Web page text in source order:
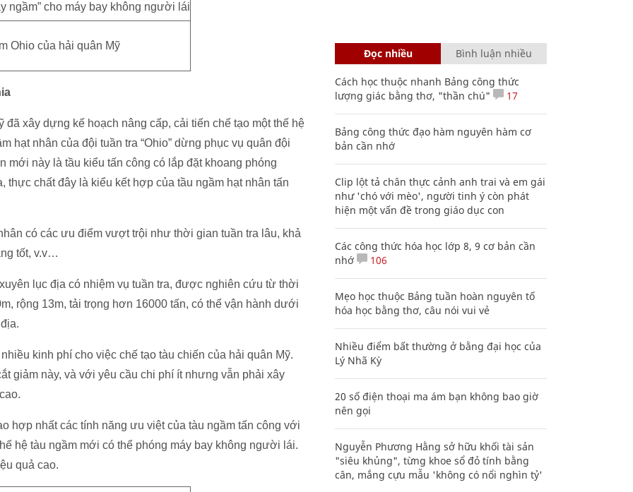
Ohio của hải quân Mỹ
đã xây dựng kế hoạch nâng cấp, cải tiến chế tạo một thế hệ
hạt nhân của đội tuần tra “Ohio” dừng phục vụ quân đội
mới này là tầu kiểu tấn công có lắp đặt khoang phóng
chất đây là kiểu kết hợp của tầu ngầm hạt nhân tấn
có các ưu điểm vượt trội như thời gian tuần tra lâu, khả
tốt, v.v…
lục địa có nhiệm vụ tuần tra, được nghiên cứu từ thời
rộng 13m, tải trọng hơn 16000 tấn, có thể vận hành dưới
kinh phí cho việc chế tạo tàu chiến của hải quân Mỹ.
giảm này, và với yêu cầu chi phí ít nhưng vẫn phải xây
hợp nhất các tính năng ưu việt của tàu ngầm tấn công với
hệ tàu ngầm mới có thể phóng máy bay không người lái.
quả cao.
Đọc nhiều Bình luận nhiều
Cách học thuộc nhanh Bảng công thức
lượng giác bằng thơ, "thần chú"
17
Bảng công thức đạo hàm nguyên hàm cơ
bản cần nhớ
Clip lột tả chân thực cảnh anh trai và em gái
như 'chó với mèo', người tinh ý còn phát
hiện một vấn đề trong giáo dục con
Các công thức hóa học lớp 8, 9 cơ bản cần
nhớ
106
Mẹo học thuộc Bảng tuần hoàn nguyên tố
hóa học bằng thơ, câu nói vui vẻ
Nhiều điểm bất thường ở bằng đại học của
Lý Nhã Kỳ
20 số điện thoại ma ám bạn không bao giờ
nên gọi
Nguyễn Phương Hằng sở hữu khối tài sản
"siêu khủng", từng khoe sổ đỏ tính bằng
cân, mắng cựu mẫu 'không có nổi nghìn tỷ'